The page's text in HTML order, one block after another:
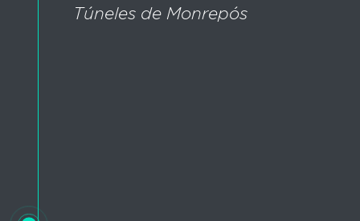
Túneles de Monrepós